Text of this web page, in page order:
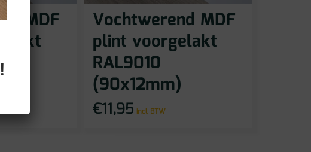
MDF
Vochtwerend MDF
plint voorgelakt
RAL9010
(90x12mm)
€11,95 incl BTW